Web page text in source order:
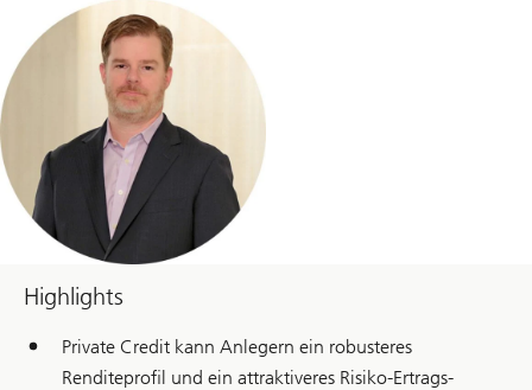
Highlights
Private Credit kann Anlegern ein robusteres
Renditeprofil und ein attraktiveres Risiko-Ertrags-